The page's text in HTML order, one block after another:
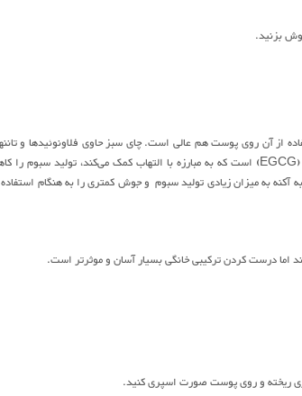
بزنید.
از آن روی پوست هم عالی است. چای سبز حاوی فلاونوئیدها و
اما درست کردن ترکیبی خانگی بسیار آسان و موثرتر است.
ریخته و روی پوست صورت اسپری کنید.